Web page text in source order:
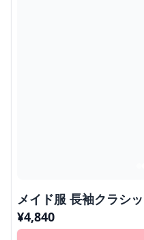
メイド服 長袖クラシ
¥4,840